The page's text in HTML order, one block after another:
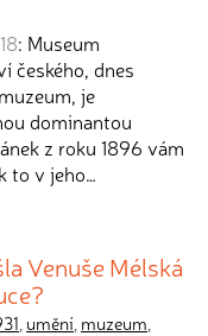
: Museum
českého, dnes
je
dominantou
z roku 1896 vám
to v jeho…
Venuše Mélská
, umění, muzeum,